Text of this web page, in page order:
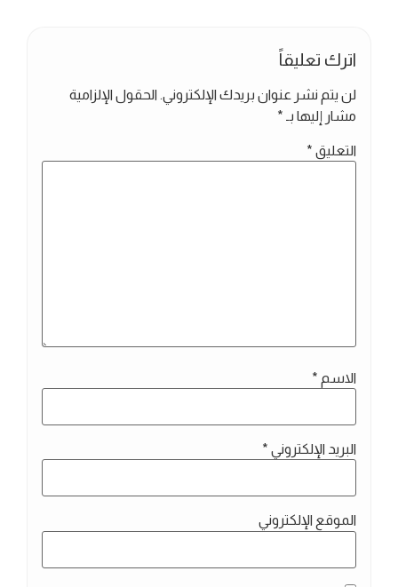
اترك تعليقاً
لن يتم نشر عنوان بريدك الإلكتروني. الحقول الإلزامية
مشار إليها بـ *
التعليق *
الاسم *
البريد الإلكتروني *
الموقع الإلكتروني